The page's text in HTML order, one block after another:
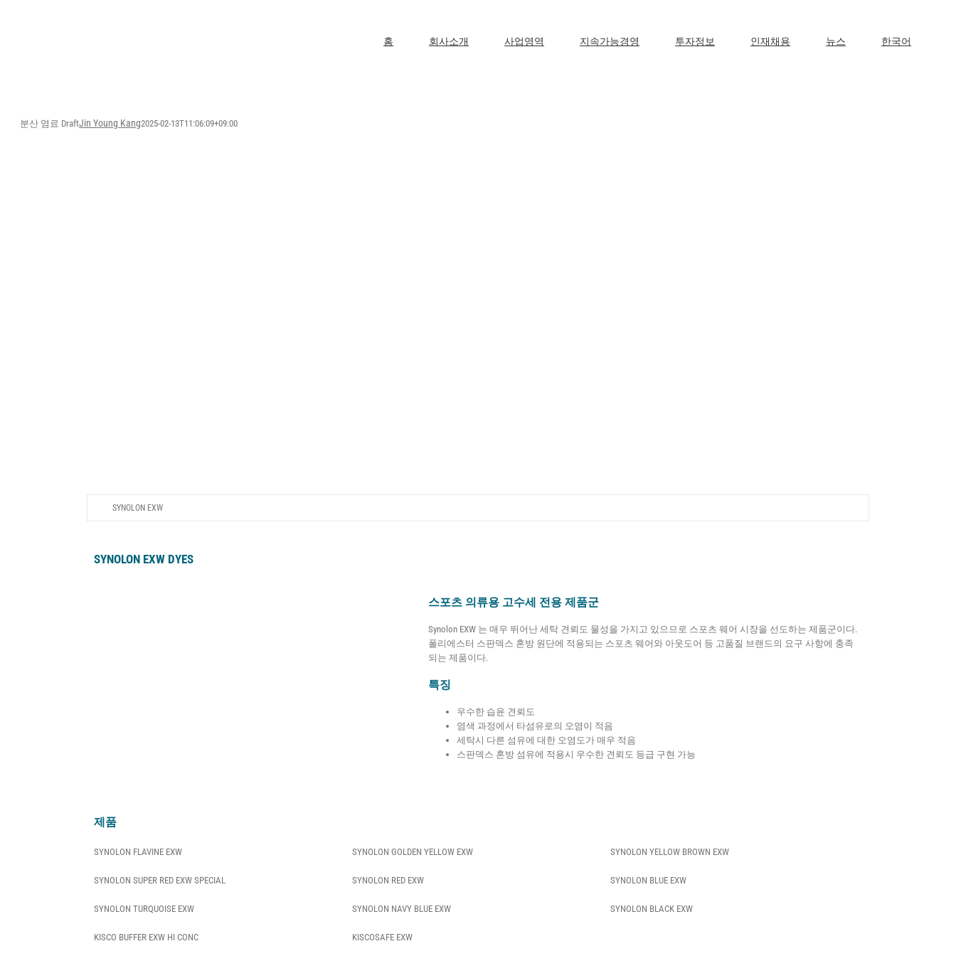
홈 회사소개 사업영역 지속가능경영 투자정보 인재채용 뉴스 한국어
분산 염료 DraftJin Young Kang2025-02-13T11:06:09+09:00
SYNOLON EXW
SYNOLON EXW DYES
스포츠 의류용 고수세 전용 제품군
Synolon EXW 는 매우 뛰어난 세탁 견뢰도 물성을 가지고 있으므로 스포츠 웨어 시장을 선도하는 제품군이다.
폴리에스터 스판덱스 혼방 원단에 적용되는 스포츠 웨어와 아웃도어 등 고품질 브랜드의 요구 사항에 충족
되는 제품이다.
특징
우수한 습윤 견뢰도
염색 과정에서 타섬유로의 오염이 적음
세탁시 다른 섬유에 대한 오염도가 매우 적음
스판덱스 혼방 섬유에 적용시 우수한 견뢰도 등급 구현 가능
제품
SYNOLON FLAVINE EXW SYNOLON GOLDEN YELLOW EXW SYNOLON YELLOW BROWN EXW
SYNOLON SUPER RED EXW SPECIAL SYNOLON RED EXW SYNOLON BLUE EXW
SYNOLON TURQUOISE EXW SYNOLON NAVY BLUE EXW SYNOLON BLACK EXW
KISCO BUFFER EXW HI CONC KISCOSAFE EXW